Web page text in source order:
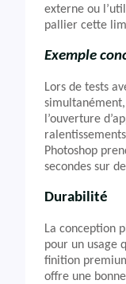
externe ou
pallier cette
Exemple
Lors de tests
l’ouverture
Photoshop
secondes sur
Durabilité
La conception
pour un usage
finition
offre une